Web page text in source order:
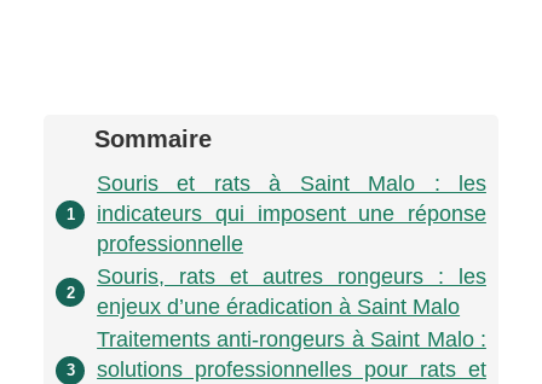
Sommaire
1
Souris et rats à Saint Malo : les
indicateurs qui imposent une réponse
professionnelle
2
Souris, rats et autres rongeurs : les
enjeux d’une éradication à Saint Malo
3
Traitements anti-rongeurs à Saint Malo :
solutions professionnelles pour rats et